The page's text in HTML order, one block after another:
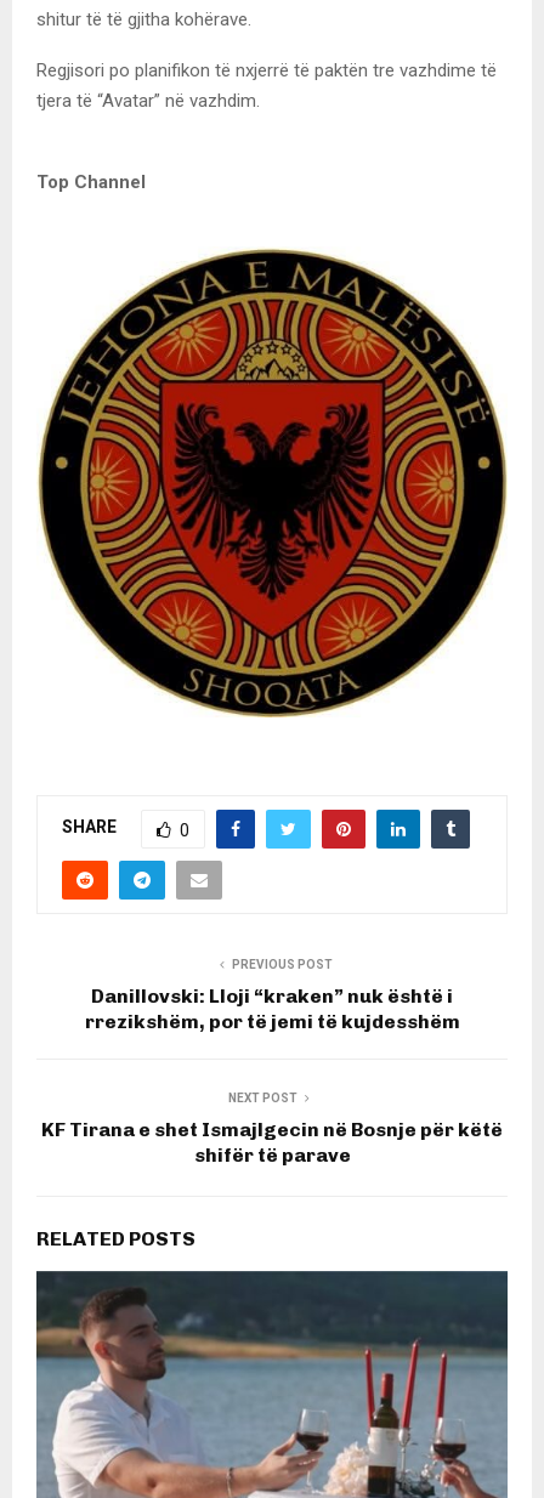
shitur të të gjitha kohërave.
Regjisori po planifikon të nxjerrë të paktën tre vazhdime të
tjera të “Avatar” në vazhdim.
Top Channel
SHARE 0
PREVIOUS POST
Danillovski: Lloji “kraken” nuk është i
rrezikshëm, por të jemi të kujdesshëm
NEXT POST
KF Tirana e shet Ismajlgecin në Bosnje për këtë
shifër të parave
RELATED POSTS